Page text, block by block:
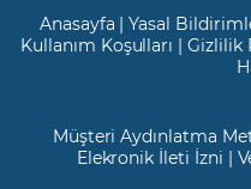
Anasayfa |Yasal
Kullanım Koşulları |Gizlilik
Müşteri Aydınlatma
Elekronik İleti İzni |